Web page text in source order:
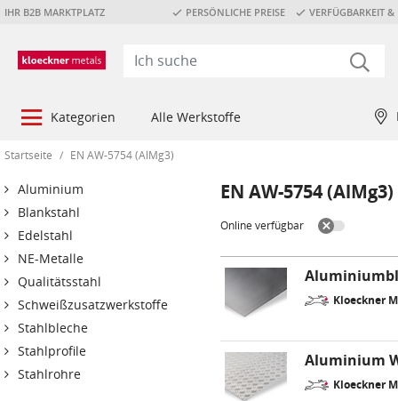
IHR B2B MARKTPLATZ PERSÖNLICHE PREISE VERFÜGBARKEIT &
Kategorien Alle Werkstoffe
Startseite / EN AW-5754 (AlMg3)
Aluminium
Blankstahl
Edelstahl
NE-Metalle
Qualitätsstahl
Schweißzusatzwerkstoffe
Stahlbleche
Stahlprofile
Stahlrohre
EN AW-5754 (AlMg3)
Online verfügbar
Kloeckner
Aluminium
Kloeckner